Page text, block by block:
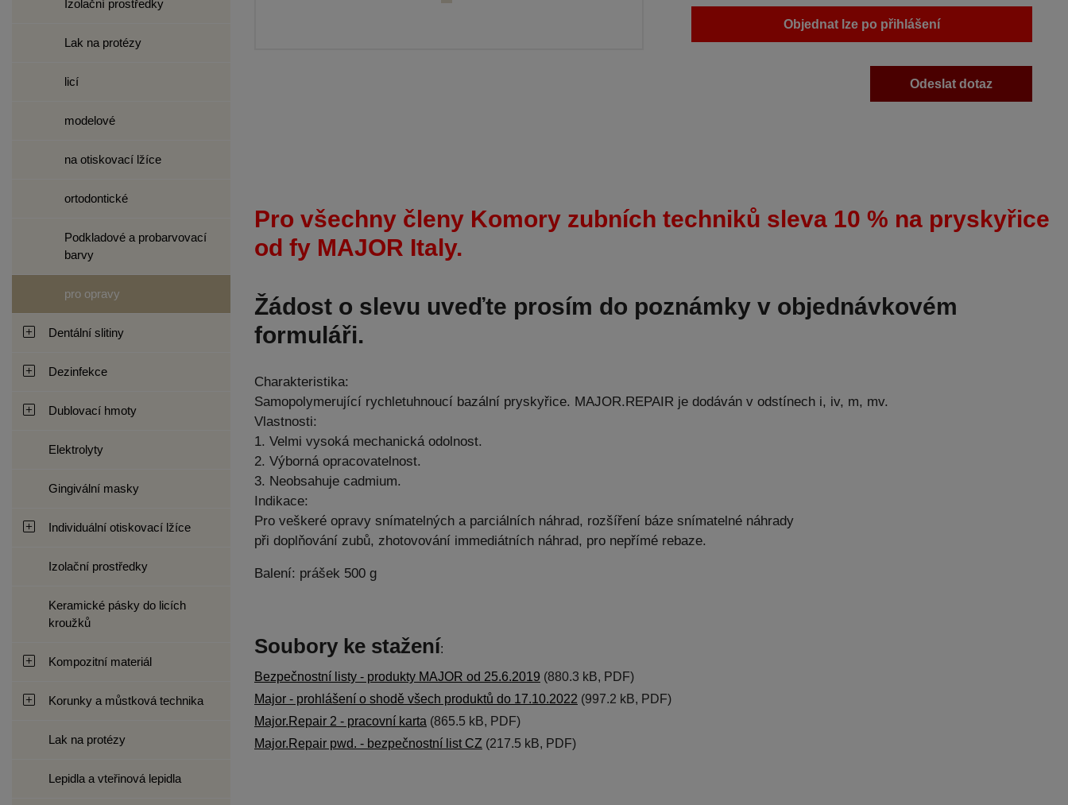
Izolační prostředky
Lak na protézy
licí
modelové
na otiskovací lžíce
ortodontické
Podkladové a probarvovací
barvy
pro opravy
Dentální slitiny
Dezinfekce
Dublovací hmoty
Elektrolyty
Gingivální masky
Individuální otiskovací lžíce
Izolační prostředky
Keramické pásky do licích
kroužků
Kompozitní materiál
Korunky a můstková technika
Lak na protézy
Lepidla a vteřinová lepidla
Objednat lze po přihlášení
Odeslat dotaz
Pro všechny členy Komory zubních techniků sleva 10 % na pryskyřice
od fy MAJOR Italy.
Žádost o slevu uveďte prosím do poznámky v objednávkovém
formuláři.
Charakteristika:
Samopolymerující rychletuhnoucí bazální pryskyřice. MAJOR.REPAIR je dodáván v odstínech i, iv, m, mv.
Vlastnosti:
1. Velmi vysoká mechanická odolnost.
2. Výborná opracovatelnost.
3. Neobsahuje cadmium.
Indikace:
Pro veškeré opravy snímatelných a parciálních náhrad, rozšíření báze snímatelné náhrady
při doplňování zubů, zhotovování immediátních náhrad, pro nepřímé rebaze.
Balení: prášek 500 g
Soubory ke stažení:
Bezpečnostní listy - produkty MAJOR od 25.6.2019 (880.3 kB, PDF)
Major - prohlášení o shodě všech produktů do 17.10.2022 (997.2 kB, PDF)
Major.Repair 2 - pracovní karta (865.5 kB, PDF)
Major.Repair pwd. - bezpečnostní list CZ (217.5 kB, PDF)